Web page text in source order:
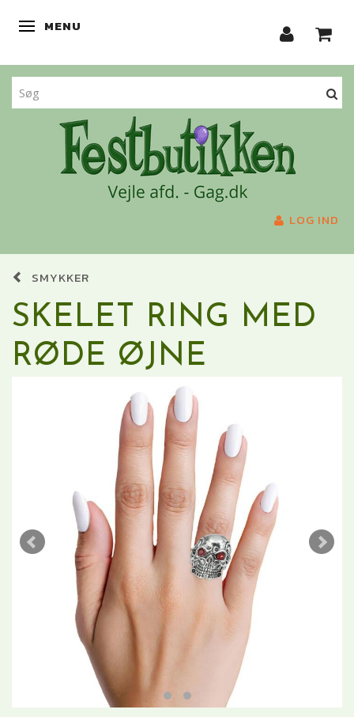
SKIFTE NAVIGATION
MENU
LOG IND
SMYKKER
SKELET RING MED
RØDE ØJNE